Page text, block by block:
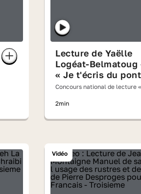
Lecture de Yaëlle
Logéat-Belmatoug
« Je t'écris du
de Joëlle Ecormier
Concours national de lecture
2min
Vidéo